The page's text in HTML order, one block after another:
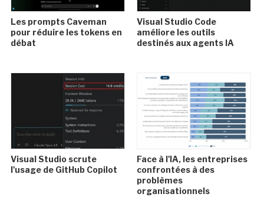
Les prompts Caveman
pour réduire les tokens en
débat
Visual Studio Code
améliore les outils
destinés aux agents IA
Visual Studio scrute
l'usage de GitHub Copilot
Face à l'IA, les entreprises
confrontées à des
problèmes
organisationnels